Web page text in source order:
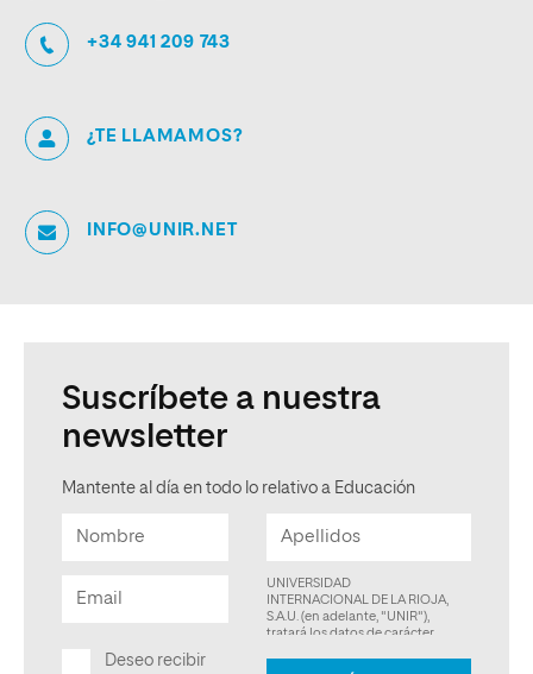
+34 941 209 743
¿TE LLAMAMOS?
INFO@UNIR.NET
Suscríbete a nuestra
newsletter
Mantente al día en todo lo relativo a Educación